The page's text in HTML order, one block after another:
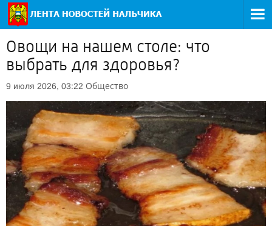
Овощи на нашем столе: что
выбрать для здоровья?
9 июля 2026, 03:22 Общество